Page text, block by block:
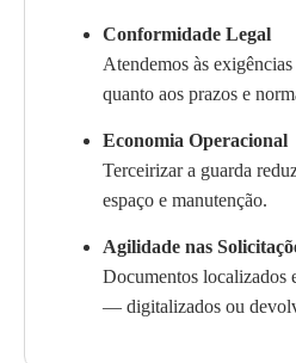
Conformidade Legal
Atendemos às
quanto aos prazos e
Economia Operacional
Terceirizar a guarda
espaço e manutenção.
Agilidade nas
Documentos localizados
— digitalizados ou